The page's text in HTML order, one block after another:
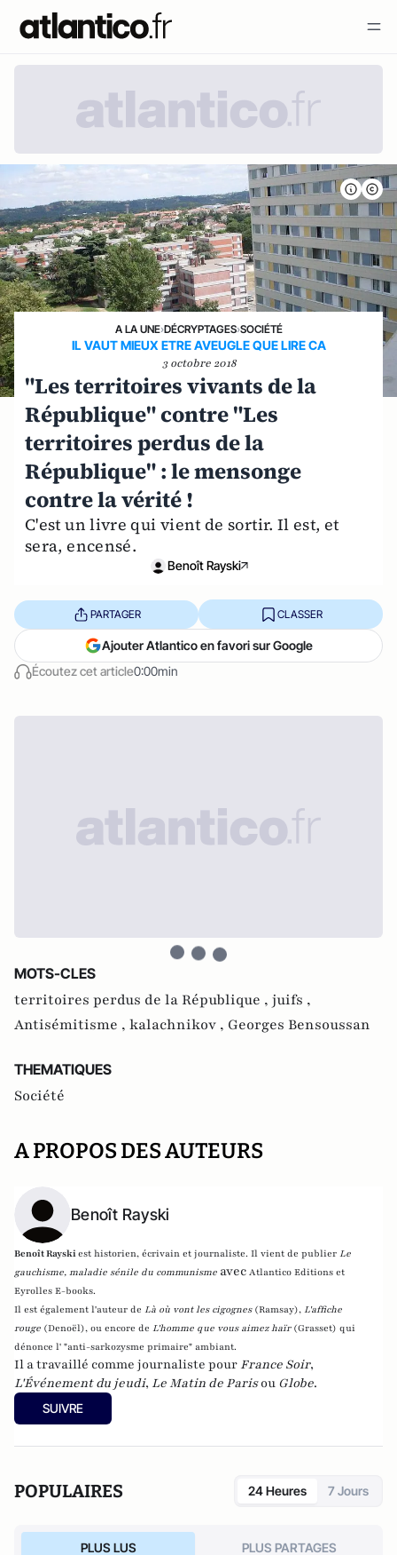
A LA UNE›DÉCRYPTAGES›SOCIÉTÉ
IL VAUT MIEUX ETRE AVEUGLE QUE LIRE CA
3 octobre 2018
"Les territoires vivants de la
République" contre "Les
territoires perdus de la
République" : le mensonge
contre la vérité !
C'est un livre qui vient de sortir. Il est, et
sera, encensé.
Benoît Rayski
Écoutez cet article0:00min
PARTAGER CLASSER
Ajouter Atlantico en favori sur Google
MOTS-CLES
territoires perdus de la République , juifs ,
Antisémitisme , kalachnikov , Georges Bensoussan
THEMATIQUES
Société
A PROPOS DES AUTEURS
Benoît Rayski
Benoît Rayskiest historien, écrivain et journaliste. Il vient de publier Le
gauchisme, maladie sénile du communisme avec Atlantico Editions et
Eyrolles E-books.
Il est également l'auteur de Là où vont les cigognes (Ramsay), L'affiche
rouge (Denoël), ou encore de L'homme que vous aimez haïr (Grasset) qui
dénonce l' "anti-sarkozysme primaire" ambiant.
Il a travaillé comme journaliste pour France Soir,
L'Événement du jeudi, Le Matin de Parisou Globe.
SUIVRE
POPULAIRES 24 Heures 7 Jours
PLUS LUS PLUS PARTAGES